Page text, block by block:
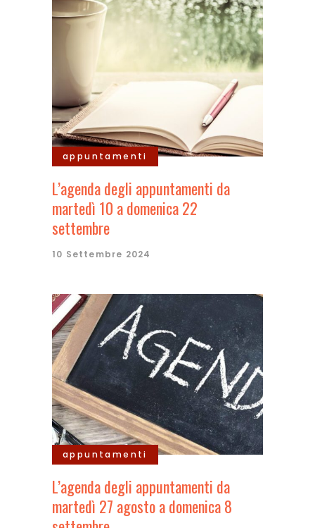
appuntamenti
L’agenda degli appuntamenti da
martedì 10 a domenica 22
settembre
10 Settembre 2024
appuntamenti
L’agenda degli appuntamenti da
martedì 27 agosto a domenica 8